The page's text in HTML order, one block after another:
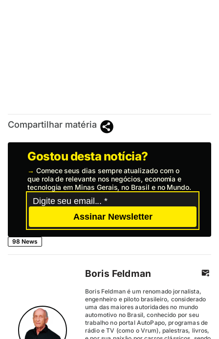
Compartilhar matéria
Gostou desta notícia?
→ Comece seus dias sempre atualizado com o
que rola de relevante nos negócios, economia e
tecnologia em Minas Gerais, no Brasil e no Mundo.
Assinar Newsletter
98 News
Boris Feldman
Boris Feldman é um renomado jornalista,
engenheiro e piloto brasileiro, considerado
uma das maiores autoridades no mundo
automotivo no Brasil, conhecido por seu
trabalho no portal AutoPapo, programas de
rádio e TV (como o Vrum), palestras, livros,